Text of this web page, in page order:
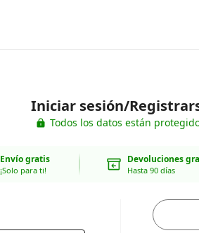
Iniciar sesión/
Todos los datos están
Envío gratis
¡Solo para ti!
Devoluciones
Hasta 90 días